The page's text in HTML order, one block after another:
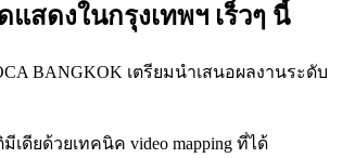
สดงในกรุงเทพฯ เร็วๆ นี้
BANGKOK เตรียมนำเสนอผลงานระดับ
ยด้วยเทคนิค video mapping ที่ได้